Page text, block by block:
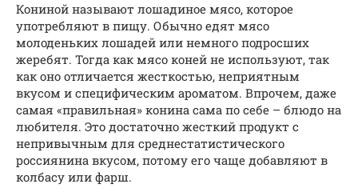
Кониной называют лошадиное мясо, которое
употребляют в пищу. Обычно едят мясо
молоденьких лошадей или немного подросших
жеребят. Тогда как мясо коней не используют, так
как оно отличается жесткостью, неприятным
вкусом и специфическим ароматом. Впрочем, даже
самая «правильная» конина сама по себе – блюдо на
любителя. Это достаточно жесткий продукт с
непривычным для среднестатистического
россиянина вкусом, потому его чаще добавляют в
колбасу или фарш.